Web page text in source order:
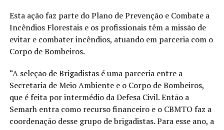
Esta ação faz parte do Plano de Prevenção e Combate a
Incêndios Florestais e os profissionais têm a missão de
evitar e combater incêndios, atuando em parceria com o
Corpo de Bombeiros.
“A seleção de Brigadistas é uma parceria entre a
Secretaria de Meio Ambiente e o Corpo de Bombeiros,
que é feita por intermédio da Defesa Civil. Então a
Semarh entra como recurso financeiro e o CBMTO faz a
coordenação desse grupo de brigadistas. Para esse ano, a